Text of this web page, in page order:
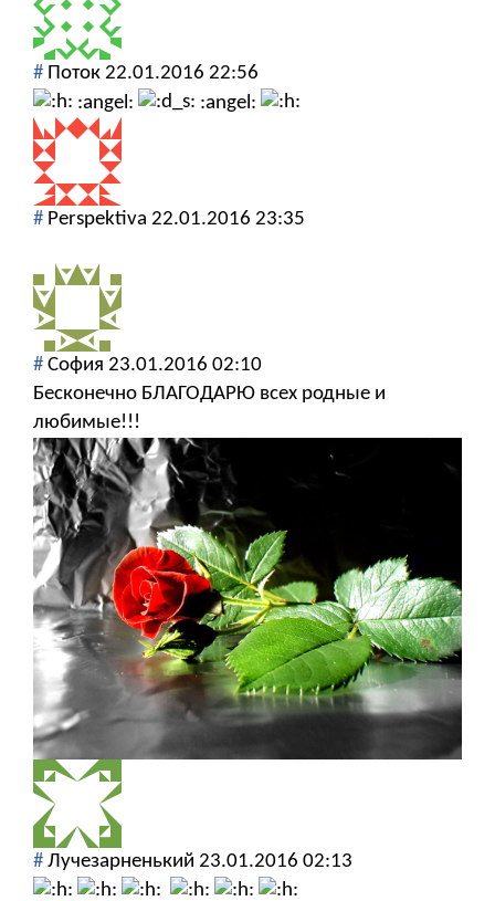
# Поток 22.01.2016 22:56
:angel:
:angel:
# Perspektiva 22.01.2016 23:35
# София 23.01.2016 02:10
Бесконечно БЛАГОДАРЮ всех родные и
любимые!!!
# Лучезарненький 23.01.2016 02:13